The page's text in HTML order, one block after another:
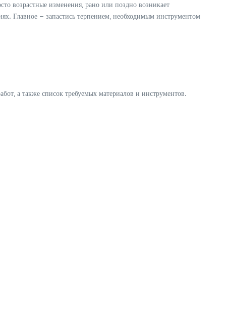
возрастные изменения‚ рано или поздно возникает
Главное – запастись терпением‚ необходимым инструментом
а также список требуемых материалов и инструментов.